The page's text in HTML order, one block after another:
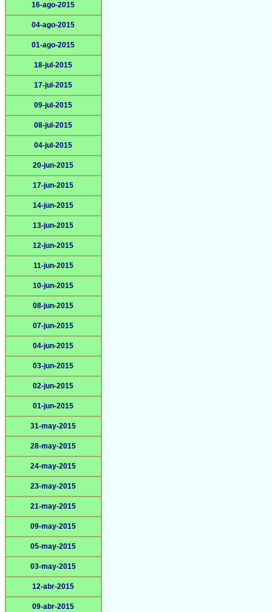
16-ago-2015
04-ago-2015
01-ago-2015
18-jul-2015
17-jul-2015
09-jul-2015
08-jul-2015
04-jul-2015
20-jun-2015
17-jun-2015
14-jun-2015
13-jun-2015
12-jun-2015
11-jun-2015
10-jun-2015
08-jun-2015
07-jun-2015
04-jun-2015
03-jun-2015
02-jun-2015
01-jun-2015
31-may-2015
28-may-2015
24-may-2015
23-may-2015
21-may-2015
09-may-2015
05-may-2015
03-may-2015
12-abr-2015
09-abr-2015